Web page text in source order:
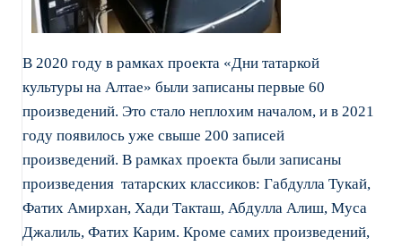
В 2020 году в рамках проекта «Дни татаркой
культуры на Алтае» были записаны первые 60
произведений. Это стало неплохим началом, и в 2021
году появилось уже свыше 200 записей
произведений. В рамках проекта были записаны
произведения татарских классиков: Габдулла Тукай,
Фатих Амирхан, Хади Такташ, Абдулла Алиш, Муса
Джалиль, Фатих Карим. Кроме самих произведений,